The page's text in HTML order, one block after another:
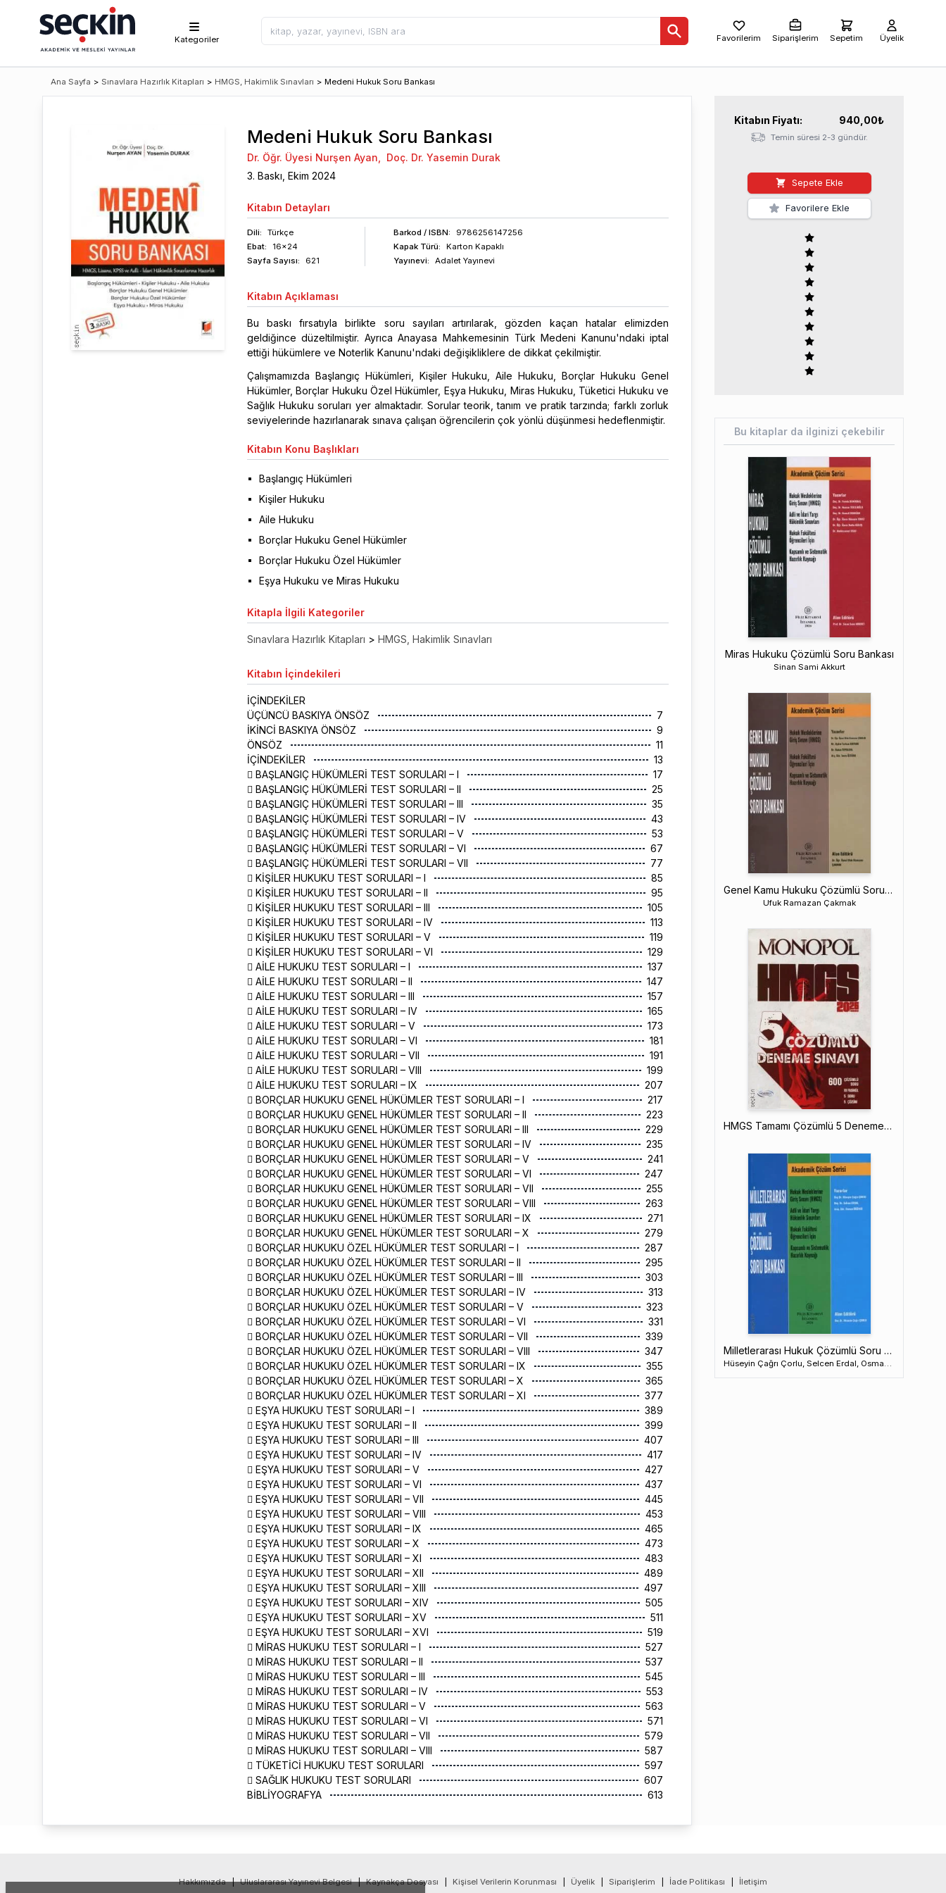
Kategoriler Favorilerim Siparişlerim Sepetim Üyelik
Ana Sayfa > Sınavlara Hazırlık Kitapları > HMGS, Hakimlik Sınavları > Medeni Hukuk Soru Bankası
Medeni Hukuk Soru Bankası
Dr. Öğr. Üyesi Nurşen Ayan
Doç. Dr. Yasemin Durak
3. Baskı, Ekim 2024
Kitabın Detayları
Dili:
Türkçe
Ebat:
16x24
Sayfa Sayısı: 621
Barkod / ISBN:
9786256147256
Kapak Türü:
Karton Kapaklı
Yayınevi:
Adalet Yayınevi
Kitabın Açıklaması
Bu baskı fırsatıyla birlikte soru sayıları artırılarak, gözden kaçan hatalar elimizden
geldiğince düzeltilmiştir. Ayrıca Anayasa Mahkemesinin Türk Medeni Kanunu'ndaki iptal
ettiği hükümlere ve Noterlik Kanunu'ndaki değişikliklere de dikkat çekilmiştir.
Çalışmamızda Başlangıç Hükümleri, Kişiler Hukuku, Aile Hukuku, Borçlar Hukuku Genel
Hükümler, Borçlar Hukuku Özel Hükümler, Eşya Hukuku, Miras Hukuku, Tüketici Hukuku ve
Sağlık Hukuku soruları yer almaktadır. Sorular teorik, tanım ve pratik tarzında; farklı zorluk
seviyelerinde hazırlanarak sınava çalışan öğrencilerin çok yönlü düşünmesi hedeflenmiştir.
Kitabın Konu Başlıkları
Başlangıç Hükümleri
Kişiler Hukuku
Aile Hukuku
Borçlar Hukuku Genel Hükümler
Borçlar Hukuku Özel Hükümler
Eşya Hukuku ve Miras Hukuku
Kitapla İlgili Kategoriler
Sınavlara Hazırlık Kitapları > HMGS, Hakimlik Sınavları
Kitabın İçindekileri
İÇİNDEKİLER
ÜÇÜNCÜ BASKIYA ÖNSÖZ
7
İKİNCİ BASKIYA ÖNSÖZ
9
ÖNSÖZ
11
İÇİNDEKİLER
13
 BAŞLANGIÇ HÜKÜMLERİ TEST SORULARI – I
17
 BAŞLANGIÇ HÜKÜMLERİ TEST SORULARI – II
25
 BAŞLANGIÇ HÜKÜMLERİ TEST SORULARI – III
35
 BAŞLANGIÇ HÜKÜMLERİ TEST SORULARI – IV
43
 BAŞLANGIÇ HÜKÜMLERİ TEST SORULARI – V
53
 BAŞLANGIÇ HÜKÜMLERİ TEST SORULARI – VI
67
 BAŞLANGIÇ HÜKÜMLERİ TEST SORULARI – VII
77
 KİŞİLER HUKUKU TEST SORULARI – I
85
 KİŞİLER HUKUKU TEST SORULARI – II
95
 KİŞİLER HUKUKU TEST SORULARI – III
105
 KİŞİLER HUKUKU TEST SORULARI – IV
113
 KİŞİLER HUKUKU TEST SORULARI – V
119
 KİŞİLER HUKUKU TEST SORULARI – VI
129
 AİLE HUKUKU TEST SORULARI – I
137
 AİLE HUKUKU TEST SORULARI – II
147
 AİLE HUKUKU TEST SORULARI – III
157
 AİLE HUKUKU TEST SORULARI – IV
165
 AİLE HUKUKU TEST SORULARI – V
173
 AİLE HUKUKU TEST SORULARI – VI
181
 AİLE HUKUKU TEST SORULARI – VII
191
 AİLE HUKUKU TEST SORULARI – VIII
199
 AİLE HUKUKU TEST SORULARI – IX
207
 BORÇLAR HUKUKU GENEL HÜKÜMLER TEST SORULARI – I
217
 BORÇLAR HUKUKU GENEL HÜKÜMLER TEST SORULARI – II
223
 BORÇLAR HUKUKU GENEL HÜKÜMLER TEST SORULARI – III
229
 BORÇLAR HUKUKU GENEL HÜKÜMLER TEST SORULARI – IV
235
 BORÇLAR HUKUKU GENEL HÜKÜMLER TEST SORULARI – V
241
 BORÇLAR HUKUKU GENEL HÜKÜMLER TEST SORULARI – VI
247
 BORÇLAR HUKUKU GENEL HÜKÜMLER TEST SORULARI – VII
255
 BORÇLAR HUKUKU GENEL HÜKÜMLER TEST SORULARI – VIII
263
 BORÇLAR HUKUKU GENEL HÜKÜMLER TEST SORULARI – IX
271
 BORÇLAR HUKUKU GENEL HÜKÜMLER TEST SORULARI – X
279
 BORÇLAR HUKUKU ÖZEL HÜKÜMLER TEST SORULARI – I
287
 BORÇLAR HUKUKU ÖZEL HÜKÜMLER TEST SORULARI – II
295
 BORÇLAR HUKUKU ÖZEL HÜKÜMLER TEST SORULARI – III
303
 BORÇLAR HUKUKU ÖZEL HÜKÜMLER TEST SORULARI – IV
313
 BORÇLAR HUKUKU ÖZEL HÜKÜMLER TEST SORULARI – V
323
 BORÇLAR HUKUKU ÖZEL HÜKÜMLER TEST SORULARI – VI
331
 BORÇLAR HUKUKU ÖZEL HÜKÜMLER TEST SORULARI – VII
339
 BORÇLAR HUKUKU ÖZEL HÜKÜMLER TEST SORULARI – VIII
347
 BORÇLAR HUKUKU ÖZEL HÜKÜMLER TEST SORULARI – IX
355
 BORÇLAR HUKUKU ÖZEL HÜKÜMLER TEST SORULARI – X
365
 BORÇLAR HUKUKU ÖZEL HÜKÜMLER TEST SORULARI – XI
377
 EŞYA HUKUKU TEST SORULARI – I
389
 EŞYA HUKUKU TEST SORULARI – II
399
 EŞYA HUKUKU TEST SORULARI – III
407
 EŞYA HUKUKU TEST SORULARI – IV
417
 EŞYA HUKUKU TEST SORULARI – V
427
 EŞYA HUKUKU TEST SORULARI – VI
437
 EŞYA HUKUKU TEST SORULARI – VII
445
 EŞYA HUKUKU TEST SORULARI – VIII
453
 EŞYA HUKUKU TEST SORULARI – IX
465
 EŞYA HUKUKU TEST SORULARI – X
473
 EŞYA HUKUKU TEST SORULARI – XI
483
 EŞYA HUKUKU TEST SORULARI – XII
489
 EŞYA HUKUKU TEST SORULARI – XIII
497
 EŞYA HUKUKU TEST SORULARI – XIV
505
 EŞYA HUKUKU TEST SORULARI – XV
511
 EŞYA HUKUKU TEST SORULARI – XVI
519
 MİRAS HUKUKU TEST SORULARI – I
527
 MİRAS HUKUKU TEST SORULARI – II
537
 MİRAS HUKUKU TEST SORULARI – III
545
 MİRAS HUKUKU TEST SORULARI – IV
553
 MİRAS HUKUKU TEST SORULARI – V
563
 MİRAS HUKUKU TEST SORULARI – VI
571
 MİRAS HUKUKU TEST SORULARI – VII
579
 MİRAS HUKUKU TEST SORULARI – VIII
587
 TÜKETİCİ HUKUKU TEST SORULARI
597
 SAĞLIK HUKUKU TEST SORULARI
607
BİBLİYOGRAFYA
613
Kitabın Fiyatı: 940,00₺
Temin süresi 2-3 gündür.
Sepete Ekle
Favorilere Ekle
Bu kitaplar da ilginizi çekebilir
Miras Hukuku Çözümlü Soru Bankası
Sinan Sami Akkurt
Genel Kamu Hukuku Çözümlü Soru Bankası
Ufuk Ramazan Çakmak
HMGS Tamamı Çözümlü 5 Deneme Sınavı
Milletlerarası Hukuk Çözümlü Soru Bankası
Hakkımızda | Uluslararası Yayınevi Belgesi | Kaynakça Dosyası Kişisel Verilerin Korunması Üyelik Siparişlerim İade Politikası İletişim